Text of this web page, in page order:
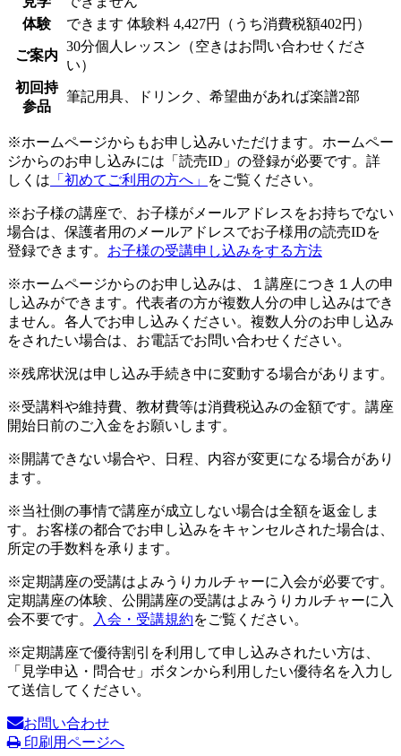
体験
できます 体験料 4,427円（うち消費税額402円）
ご案内
30分個人レッスン（空きはお問い合わせくださ
い）
初回持
参品
筆記用具、ドリンク、希望曲があれば楽譜2部
※ホームページからもお申し込みいただけます。ホームペー
ジからのお申し込みには「読売ID」の登録が必要です。詳
しくは 「初めてご利用の方へ」 をご覧ください。
※お子様の講座で、お子様がメールアドレスをお持ちでない
場合は、保護者用のメールアドレスでお子様用の読売IDを
登録できます。 お子様の受講申し込みをする方法
※ホームページからのお申し込みは、１講座につき１人の申
し込みができます。代表者の方が複数人分の申し込みはでき
ません。各人でお申し込みください。複数人分のお申し込み
をされたい場合は、お電話でお問い合わせください。
※残席状況は申し込み手続き中に変動する場合があります。
※受講料や維持費、教材費等は消費税込みの金額です。講座
開始日前のご入金をお願いします。
※開講できない場合や、日程、内容が変更になる場合があり
ます。
※当社側の事情で講座が成立しない場合は全額を返金しま
す。お客様の都合でお申し込みをキャンセルされた場合は、
所定の手数料を承ります。
※定期講座の受講はよみうりカルチャーに入会が必要です。
定期講座の体験、公開講座の受講はよみうりカルチャーに入
会不要です。
入会・受講規約をご覧ください。
※定期講座で優待割引を利用して申し込みされたい方は、
「見学申込・問合せ」ボタンから利用したい優待名を入力し
て送信してください。
お問い合わせ
印刷用ページへ